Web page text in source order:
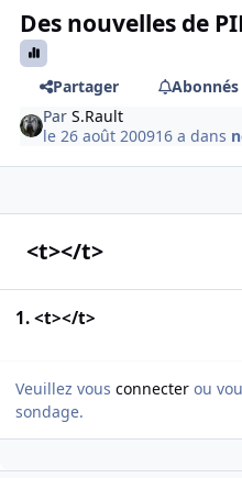
Des nouvelles de
Partager
Abonnés
ParS.Rault
le 26 août 200916 a dans
<t></t>
1. <t></t>
Veuillez vous connecter ou
sondage.